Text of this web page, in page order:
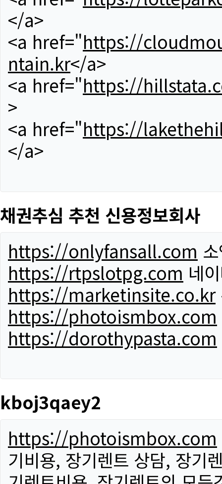
</a>
<a href="https://
ntain.kr</a>
<a href="https://
>
<a href="https://
</a>
채권추심 추천 신용정보회사
https://onlyfansall.com
https://rtpslotpg.com 네
https://marketinsite.co.kr
https://photoismbox.com
https://dorothypasta.com
kboj3qaey2
https://photoismbox.com
기비용, 장기렌트 상담, 장기